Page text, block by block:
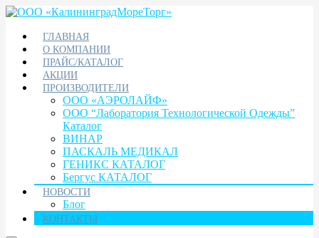
ГЛАВНАЯ
О КОМПАНИИ
ПРАЙС/КАТАЛОГ
АКЦИИ
ПРОИЗВОДИТЕЛИ
ООО «АЭРОЛАЙФ»
ООО “Лаборатория Технологической Одежды”
Каталог
ВИНАР
ПАСКАЛЬ МЕДИКАЛ
ГЕНИКС КАТАЛОГ
Бергус КАТАЛОГ
НОВОСТИ
Блог
КОНТАКТЫ